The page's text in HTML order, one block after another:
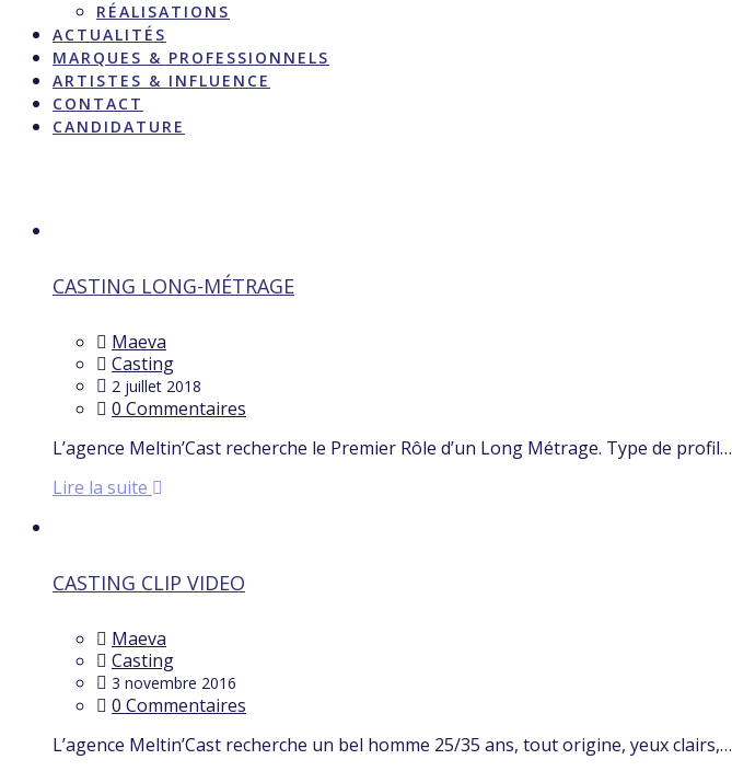
RÉALISATIONS
ACTUALITÉS
MARQUES & PROFESSIONNELS
ARTISTES & INFLUENCE
CONTACT
CANDIDATURE
CASTING LONG-MÉTRAGE
Maeva
Casting
2 juillet 2018
0 Commentaires
L’agence Meltin’Cast recherche le Premier Rôle d’un Long Métrage. Type de profil…
Lire la suite
CASTING CLIP VIDEO
Maeva
Casting
3 novembre 2016
0 Commentaires
L’agence Meltin’Cast recherche un bel homme 25/35 ans, tout origine, yeux clairs,…